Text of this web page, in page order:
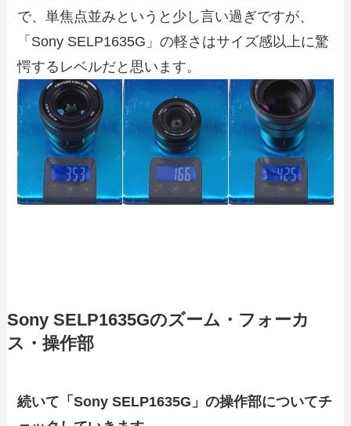
で、単焦点並みというと少し言い過ぎですが、
「Sony SELP1635G」の軽さはサイズ感以上に驚
愕するレベルだと思います。
Sony SELP1635Gのズーム・フォーカ
ス・操作部
続いて「Sony SELP1635G」の操作部についてチ